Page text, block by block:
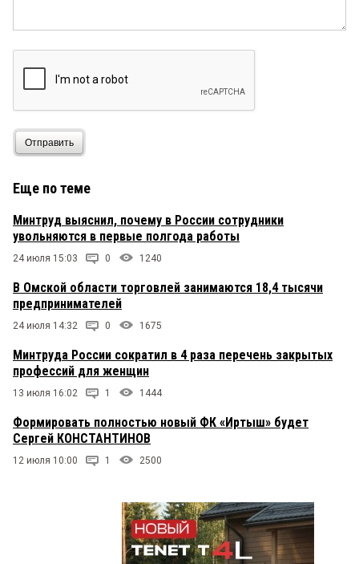
Отправить
Еще по теме
Минтруд выяснил, почему в России сотрудники
увольняются в первые полгода работы
24 июля 15:03 0 1240
В Омской области торговлей занимаются 18,4 тысячи
предпринимателей
24 июля 14:32 0 1675
Минтруда России сократил в 4 раза перечень закрытых
профессий для женщин
13 июля 16:02 1 1444
Формировать полностью новый ФК «Иртыш» будет
Сергей КОНСТАНТИНОВ
12 июля 10:00 1 2500